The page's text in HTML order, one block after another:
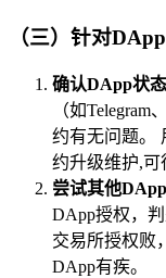
（三）针对
确认DApp状态
（如
约有无问题。
约升级维护,可
尝试其他DApp
DApp授权，
交易所授权败
DApp有疾。